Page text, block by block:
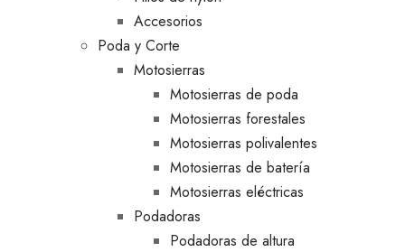
Accesorios
Poda y Corte
Motosierras
Motosierras de poda
Motosierras forestales
Motosierras polivalentes
Motosierras de batería
Motosierras eléctricas
Podadoras
Podadoras de altura